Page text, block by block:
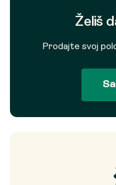
Želiš
Prodajte svoj